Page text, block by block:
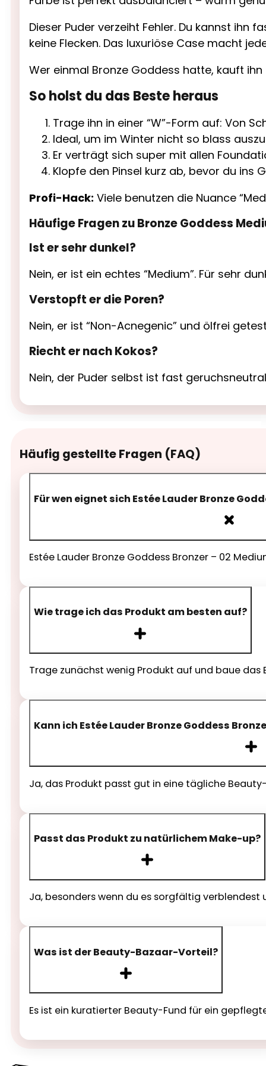
Dieser Puder verzeiht Fehler. Du kannst
keine Flecken. Das luxuriöse Case macht
Wer einmal Bronze Goddess hatte, kauft
So holst du das Beste heraus
Trage ihn in einer “W”-Form auf: Von
Ideal, um im Winter nicht so blass
Er verträgt sich super mit allen
Klopfe den Pinsel kurz ab, bevor du ins
Profi-Hack: Viele benutzen die Nuance
Häufige Fragen zu Bronze Goddess
Ist er sehr dunkel?
Nein, er ist ein echtes “Medium”. Für sehr
Verstopft er die Poren?
Nein, er ist “Non-Acnegenic” und ölfrei
Riecht er nach Kokos?
Nein, der Puder selbst ist fast
Häufig gestellte Fragen (FAQ)
Für wen eignet sich Estée Lauder Bronze
Estée Lauder Bronze Goddess Bronzer – 02
Wie trage ich das Produkt am besten auf?
Trage zunächst wenig Produkt auf und baue das
Kann ich Estée Lauder Bronze Goddess
Ja, das Produkt passt gut in eine tägliche
Passt das Produkt zu natürlichem Make-up?
Ja, besonders wenn du es sorgfältig
Was ist der Beauty-Bazaar-Vorteil?
Es ist ein kuratierter Beauty-Fund für ein